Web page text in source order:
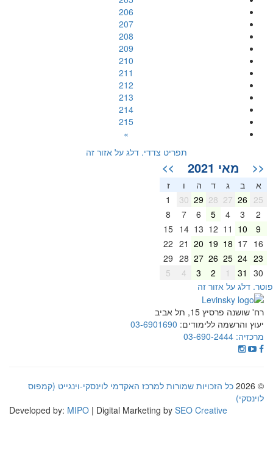
206
207
208
209
210
211
212
213
214
215
»
תפריט צדדי. דלג על אזור זה
<< מאי 2021 >>
א ב ג ד ה
ז
25
26
27
28
29
30
2
3
4
5
6
7
8
9
10
11
12
13
14
15
16
17
18
19
20
21
22
23
24
25
26
27
28
29
30
31
2
3
4
5
דלג על אזור זה
רח' שושנה פרסיץ 15, תל אביב
יעוץ והרשמה ללימודים: 03-6901690
מרכזיה: 03-690-2444
© 2026
כל הזכויות שמורות למרכז האקדמי לוינסקי-וינגייט (קמפוס
לוינסקי)
Developed by:MIPO | Digital Marketing bySEO Creative